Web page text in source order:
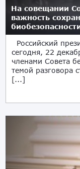
На совещании
важность
Российский
сегодня, 22
членами Совета
темой разговора
[...]